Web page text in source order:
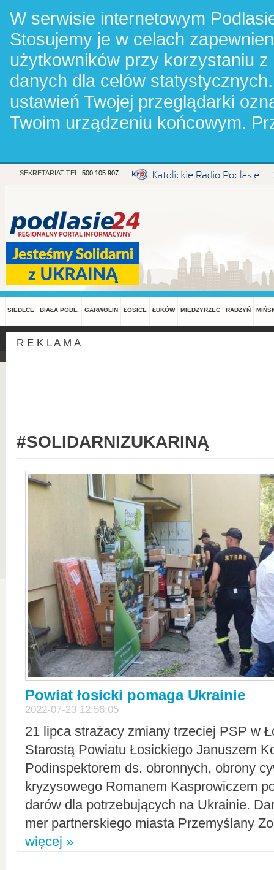
W serwisie internetowym
Stosujemy je w celach
użytkowników przy korzystaniu
danych dla celów
ustawień Twojej przeglądarki
Twoim urządzeniu końcowym.
SEKRETARIAT TEL: 500 105 907
SIEDLCE BIAŁA PODL. GARWOLIN ŁOSICE ŁUKÓW MIĘDZYRZEC RADZYŃ
R E K L A M A
#SOLIDARNIZUKARINĄ
Powiat łosicki pomaga Ukrainie
2022-07-23 12:56:05
21 lipca strażacy zmiany trzeciej PSP w
Starostą Powiatu Łosickiego Januszem
Podinspektorem ds. obronnych, obrony
kryzysowego Romanem Kasprowiczem
darów dla potrzebujących na Ukrainie.
mer partnerskiego miasta Przemyślany
więcej »